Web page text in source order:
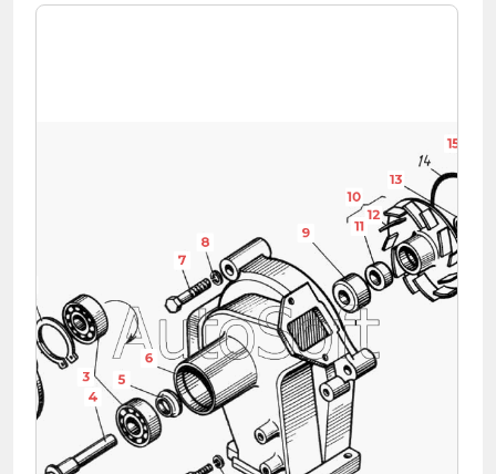
3
4
5
6
7
8
9
10
11
12
13
15